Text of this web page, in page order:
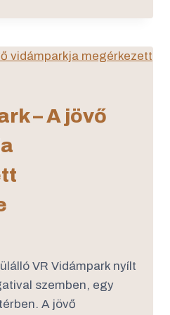
– A jövő
VR Vidámpark nyílt
szemben, egy
A jövő